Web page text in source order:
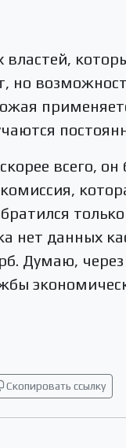
властей,
но
всего,
нет данных
Думаю,
Скопировать ссылку